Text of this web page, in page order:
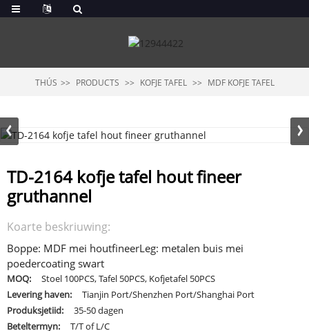
THÚS PRODUCTS KOFJE TAFEL MDF KOFJE TAFEL
TD-2164 kofje tafel hout fineer
gruthannel
Koarte beskriuwing:
Boppe: MDF mei houtfineerLeg: metalen buis mei
poedercoating swart
MOQ:
Stoel 100PCS, Tafel 50PCS, Kofjetafel 50PCS
Levering haven:
Tianjin Port/Shenzhen Port/Shanghai Port
Produksjetiid:
35-50 dagen
Beteltermyn:
T/T of L/C